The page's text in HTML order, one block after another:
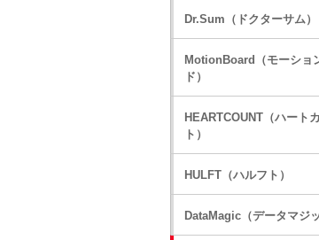
Dr.Sum（ドクターサム）
MotionBoard（モーショ
ド）
HEARTCOUNT（ハート
ト）
HULFT（ハルフト）
DataMagic（データマジッ